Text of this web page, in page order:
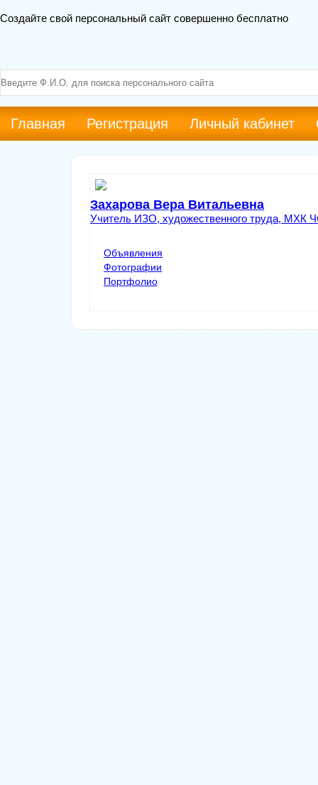
Создайте свой персональный сайт совершенно бесплатно
Главная Регистрация Личный кабинет
Захарова Вера Витальевна
Учитель ИЗО, художественного труда, МХК
Объявления
Фотографии
Портфолио